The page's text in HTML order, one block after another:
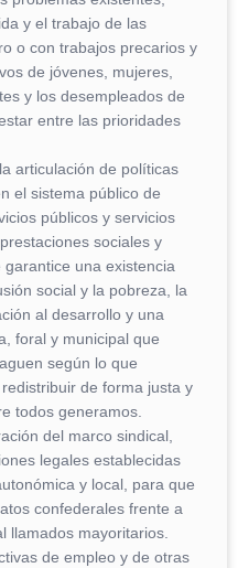
y el trabajo de las
o con trabajos precarios y
de jóvenes, mujeres,
y los desempleados de
entre las prioridades
articulación de políticas
el sistema público de
públicos y servicios
sociales y
una existencia
social y la pobreza, la
al desarrollo y una
foral y municipal que
según lo que
de forma justa y
todos generamos.
del marco sindical,
legales establecidas
y local, para que
confederales frente a
llamados mayoritarios.
de empleo y de otras